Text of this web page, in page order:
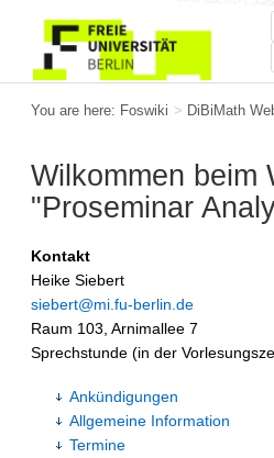
You are here: Foswiki > DiBiMath
Wilkommen beim
"Proseminar
Kontakt
Heike Siebert
siebert@mi.fu-berlin.de
Raum 103, Arnimallee 7
Sprechstunde (in der
Ankündigungen
Allgemeine Information
Termine